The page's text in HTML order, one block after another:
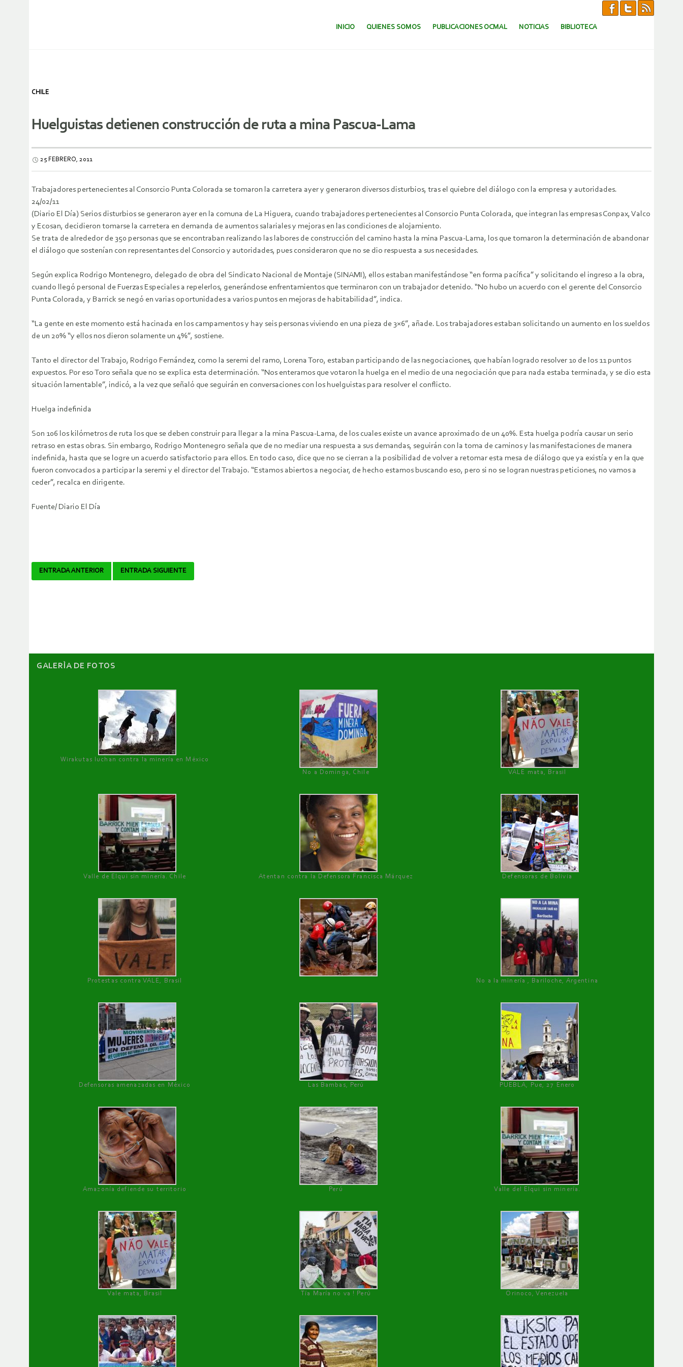
SALTAR AL CONTENIDO.
INICIO QUIENES SOMOS PUBLICACIONES OCMAL NOTICIAS BIBLIOTECA
CHILE
Huelguistas detienen construcción de ruta a mina Pascua-Lama
25 FEBRERO, 2011
Trabajadores pertenecientes al Consorcio Punta Colorada se tomaron la carretera ayer y generaron diversos disturbios, tras el quiebre del diálogo con la empresa y autoridades.
24/02/11
(Diario El Día) Serios disturbios se generaron ayer en la comuna de La Higuera, cuando trabajadores pertenecientes al Consorcio Punta Colorada, que integran las empresas Conpax, Valco
y Ecosan, decidieron tomarse la carretera en demanda de aumentos salariales y mejoras en las condiciones de alojamiento.
Se trata de alrededor de 350 personas que se encontraban realizando las labores de construcción del camino hasta la mina Pascua-Lama, los que tomaron la determinación de abandonar
el diálogo que sostenían con representantes del Consorcio y autoridades, pues consideraron que no se dio respuesta a sus necesidades.
Según explica Rodrigo Montenegro, delegado de obra del Sindicato Nacional de Montaje (SINAMI), ellos estaban manifestándose “en forma pacífica” y solicitando el ingreso a la obra,
cuando llegó personal de Fuerzas Especiales a repelerlos, generándose enfrentamientos que terminaron con un trabajador detenido. “No hubo un acuerdo con el gerente del Consorcio
Punta Colorada, y Barrick se negó en varias oportunidades a varios puntos en mejoras de habitabilidad”, indica.
“La gente en este momento está hacinada en los campamentos y hay seis personas viviendo en una pieza de 3×6”, añade. Los trabajadores estaban solicitando un aumento en los sueldos
de un 20% “y ellos nos dieron solamente un 4%”, sostiene.
Tanto el director del Trabajo, Rodrigo Fernández, como la seremi del ramo, Lorena Toro, estaban participando de las negociaciones, que habían logrado resolver 10 de los 11 puntos
expuestos. Por eso Toro señala que no se explica esta determinación. “Nos enteramos que votaron la huelga en el medio de una negociación que para nada estaba terminada, y se dio esta
situación lamentable”, indicó, a la vez que señaló que seguirán en conversaciones con los huelguistas para resolver el conflicto.
Huelga indefinida
Son 106 los kilómetros de ruta los que se deben construir para llegar a la mina Pascua-Lama, de los cuales existe un avance aproximado de un 40%. Esta huelga podría causar un serio
retraso en estas obras. Sin embargo, Rodrigo Montenegro señala que de no mediar una respuesta a sus demandas, seguirán con la toma de caminos y las manifestaciones de manera
indefinida, hasta que se logre un acuerdo satisfactorio para ellos. En todo caso, dice que no se cierran a la posibilidad de volver a retomar esta mesa de diálogo que ya existía y en la que
fueron convocados a participar la seremi y el director del Trabajo. “Estamos abiertos a negociar, de hecho estamos buscando eso, pero si no se logran nuestras peticiones, no vamos a
ceder”, recalca en dirigente.
Fuente/ Diario El Día
Navegador
ENTRADA ANTERIOR ENTRADA SIGUIENTE
GALERÌA DE FOTOS
Wirakutas luchan contra la minería en México
No a Dominga, Chile
VALE mata, Brasil
Valle de Elqui sin minería. Chile Atentan contra la Defensora Francisca Márquez Defensoras de Bolivia
Protestas contra VALE, Brasil No a la minería , Bariloche, Argentina
Defensoras amenazadas en México Las Bambas, Perú PUEBLA, Pue, 27 Enero
Amazonía defiende su territorio Perú Valle del Elqui sin minería.
Vale mata, Brasil Tía María no va ! Perú Orinoco, Venezuela